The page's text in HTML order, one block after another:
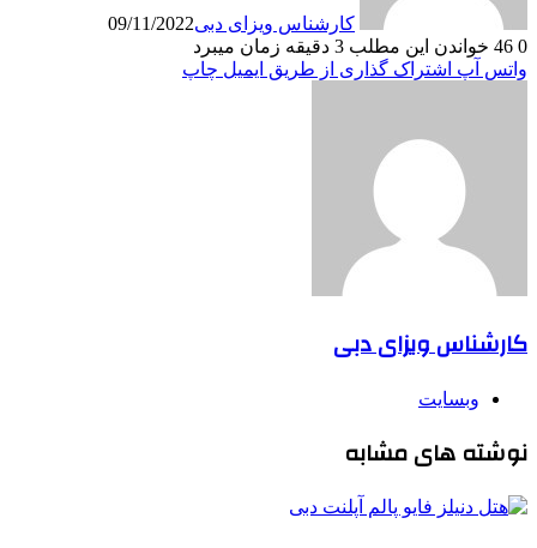
کارشناس ویزای دبی09/11/2022
0
خواندن این مطلب 3 دقیقه زمان میبرد
واتس آپ اشتراک گذاری از طریق ایمیل چاپ
کارشناس ویزای دبی
وبسایت
نوشته های مشابه